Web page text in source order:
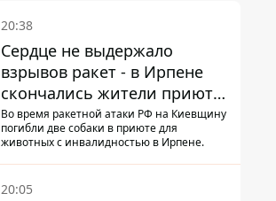
20:38
Сердце не выдержало
взрывов ракет - в Ирпене
скончались жители приюта
для собак с инвалидностью
Во время ракетной атаки РФ на Киевщину
погибли две собаки в приюте для
животных с инвалидностью в Ирпене.
20:05